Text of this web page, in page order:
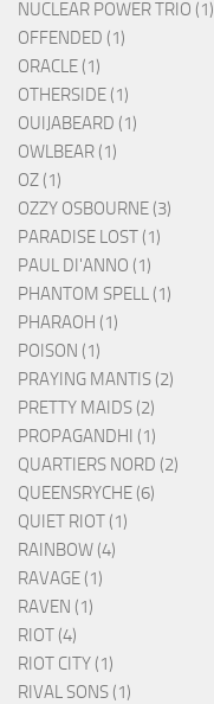
NUCLEAR POWER TRIO (1)
OFFENDED (1)
ORACLE (1)
OTHERSIDE (1)
OUIJABEARD (1)
OWLBEAR (1)
OZ (1)
OZZY OSBOURNE (3)
PARADISE LOST (1)
PAUL DI'ANNO (1)
PHANTOM SPELL (1)
PHARAOH (1)
POISON (1)
PRAYING MANTIS (2)
PRETTY MAIDS (2)
PROPAGANDHI (1)
QUARTIERS NORD (2)
QUEENSRYCHE (6)
QUIET RIOT (1)
RAINBOW (4)
RAVAGE (1)
RAVEN (1)
RIOT (4)
RIOT CITY (1)
RIVAL SONS (1)